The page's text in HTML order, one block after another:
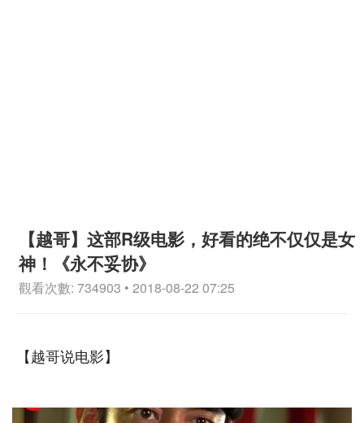
【越哥】这部R级电影，好看的绝不仅仅是女
神！《永不妥协》
觀看次數: 734903 • 2018-08-22 07:25
【越哥说电影】